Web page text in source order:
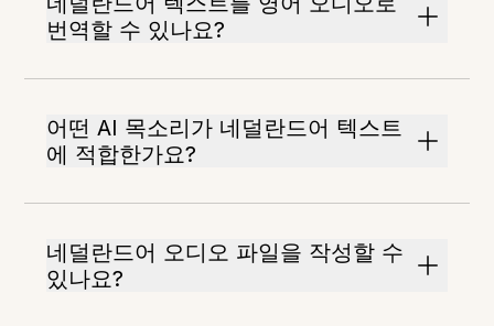
번역할 수 있나요?
어떤 AI 목소리가 네덜란드어 텍스트
에 적합한가요?
네덜란드어 오디오 파일을 작성할 수
있나요?